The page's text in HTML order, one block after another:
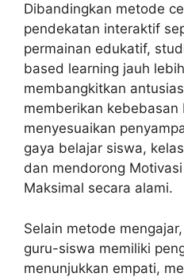
Dibandingkan metode
pendekatan interaktif
permainan edukatif,
based learning jauh
membangkitkan
memberikan
menyesuaikan
gaya belajar siswa,
dan mendorong
Maksimal secara alami.
Selain metode
guru-siswa memiliki
menunjukkan empati,